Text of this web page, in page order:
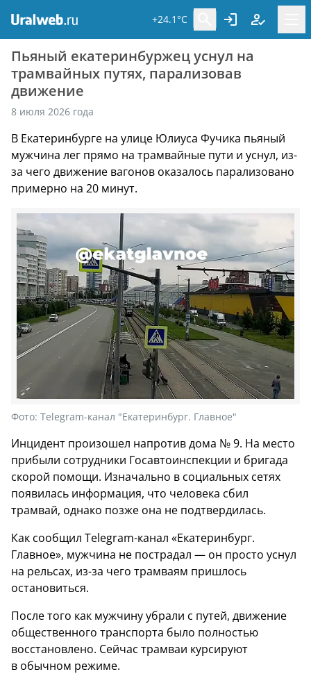
+24.1°C
Пьяный екатеринбуржец уснул на
трамвайных путях, парализовав
движение
8 июля 2026 года
В Екатеринбурге на улице Юлиуса Фучика пьяный
мужчина лег прямо на трамвайные пути и уснул, из-
за чего движение вагонов оказалось парализовано
примерно на 20 минут.
Фото: Telegram-канал "Екатеринбург. Главное"
Инцидент произошел напротив дома № 9. На место
прибыли сотрудники Госавтоинспекции и бригада
скорой помощи. Изначально в социальных сетях
появилась информация, что человека сбил
трамвай, однако позже она не подтвердилась.
Как сообщил Telegram-канал «Екатеринбург.
Главное», мужчина не пострадал — он просто уснул
на рельсах, из-за чего трамваям пришлось
остановиться.
После того как мужчину убрали с путей, движение
общественного транспорта было полностью
восстановлено. Сейчас трамваи курсируют
в обычном режиме.